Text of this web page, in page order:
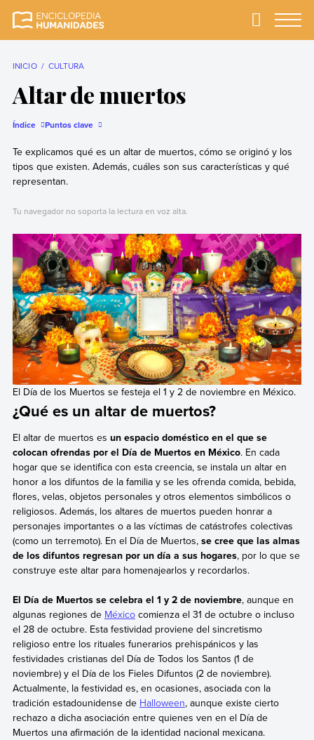
completa y más
Primary
INICIO CULTURA
Altar de muertos
Índice Puntos clave
Te explicamos qué es un altar de muertos, cómo se originó y los
tipos que existen. Además, cuáles son sus características y qué
representan.
Tu navegador no soporta la lectura en voz alta.
El Día de los Muertos se festeja el 1 y 2 de noviembre en México.
¿Qué es un altar de muertos?
El altar de muertos es un espacio doméstico en el que se
colocan ofrendas por el Día de Muertos en México. En cada
hogar que se identifica con esta creencia, se instala un altar en
honor a los difuntos de la familia y se les ofrenda comida, bebida,
flores, velas, objetos personales y otros elementos simbólicos o
religiosos. Además, los altares de muertos pueden honrar a
personajes importantes o a las víctimas de catástrofes colectivas
(como un terremoto). En el Día de Muertos, se cree que las almas
de los difuntos regresan por un día a sus hogares, por lo que se
construye este altar para homenajearlos y recordarlos.
El Día de Muertos se celebra el 1 y 2 de noviembre, aunque en
algunas regiones de Méxicocomienza el 31 de octubre o incluso
el 28 de octubre. Esta festividad proviene del sincretismo
religioso entre los rituales funerarios prehispánicos y las
festividades cristianas del Día de Todos los Santos (1 de
noviembre) y el Día de los Fieles Difuntos (2 de noviembre).
Actualmente, la festividad es, en ocasiones, asociada con la
tradición estadounidense de Halloween, aunque existe cierto
rechazo a dicha asociación entre quienes ven en el Día de
Muertos una afirmación de la identidad nacional mexicana.